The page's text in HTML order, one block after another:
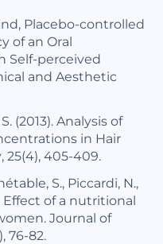
Placebo-controlled
of an Oral
Self-perceived
and Aesthetic
(2013). Analysis of
in Hair
25(4), 405-409.
S., Piccardi, N.,
Effect of a nutritional
Journal of
76-82.